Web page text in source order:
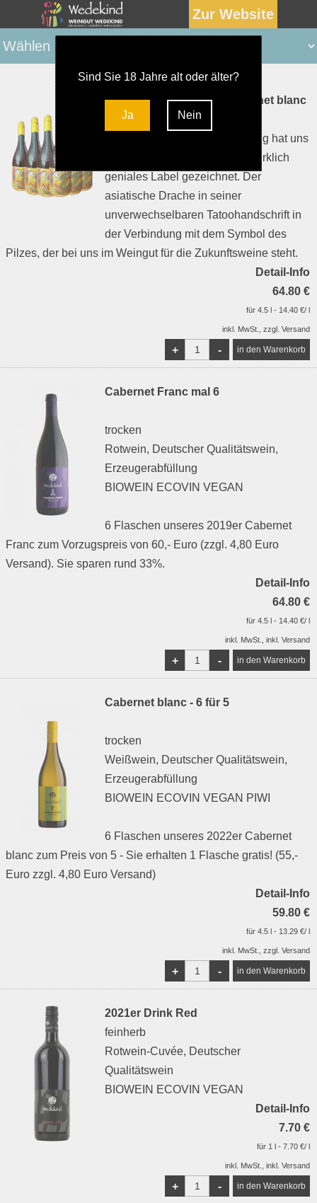
Zur Website
Sind Sie 18 Jahre alt oder älter?
Ja Nein
Probepaket Sparkling Cabernet blanc
Für diesen grandiosen Sparkling hat uns
der bekannte Tatoo-Artist ein wirklich
geniales Label gezeichnet. Der
asiatische Drache in seiner
unverwechselbaren Tatoohandschrift in
der Verbindung mit dem Symbol des
Pilzes, der bei uns im Weingut für die Zukunftsweine steht.
Detail-Info
64.80 €
für 4.5 l - 14.40 €/ l
inkl. MwSt., zzgl. Versand
-
+
Cabernet Franc mal 6
trocken
Rotwein, Deutscher Qualitätswein,
Erzeugerabfüllung
BIOWEIN ECOVIN VEGAN
6 Flaschen unseres 2019er Cabernet
Franc zum Vorzugspreis von 60,- Euro (zzgl. 4,80 Euro
Versand). Sie sparen rund 33%.
Detail-Info
64.80 €
für 4.5 l - 14.40 €/ l
inkl. MwSt., inkl. Versand
-
+
Cabernet blanc - 6 für 5
trocken
Weißwein, Deutscher Qualitätswein,
Erzeugerabfüllung
BIOWEIN ECOVIN VEGAN PIWI
6 Flaschen unseres 2022er Cabernet
blanc zum Preis von 5 - Sie erhalten 1 Flasche gratis! (55,-
Euro zzgl. 4,80 Euro Versand)
Detail-Info
59.80 €
für 4.5 l - 13.29 €/ l
inkl. MwSt., zzgl. Versand
-
+
2021er Drink Red
feinherb
Rotwein-Cuvée, Deutscher
Qualitätswein
BIOWEIN ECOVIN VEGAN
Detail-Info
7.70 €
für 1 l - 7.70 €/ l
inkl. MwSt., inkl. Versand
-
+